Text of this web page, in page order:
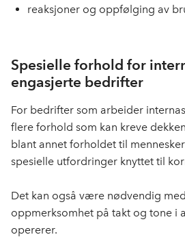
reaksjoner og oppfølging av
Spesielle forhold for
engasjerte bedrifter
For bedrifter som arbeider
flere forhold som kan kreve
blant annet forholdet til
spesielle utfordringer knyttet til
Det kan også være nødvendig
oppmerksomhet på takt og tone i
opererer.